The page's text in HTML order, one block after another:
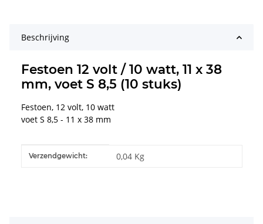
Beschrijving
Festoen 12 volt / 10 watt, 11 x 38
mm, voet S 8,5 (10 stuks)
Festoen, 12 volt, 10 watt
voet S 8,5 - 11 x 38 mm
#productDetails.itemInformation#
#productDetails.itemValue#
Verzendgewicht: 0,04 Kg